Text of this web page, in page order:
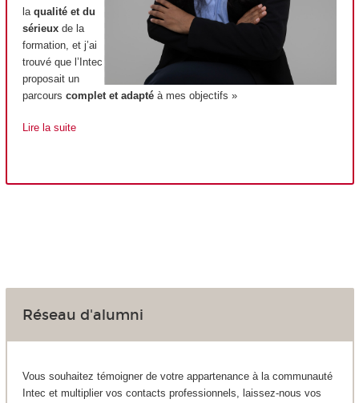
la qualité et du
sérieux de la
formation, et j’ai
trouvé que l’Intec
proposait un
parcours complet et adapté à mes objectifs »
Lire la suite
Réseau d'alumni
Vous souhaitez témoigner de votre appartenance à la communauté
Intec et multiplier vos contacts professionnels, laissez-nous vos